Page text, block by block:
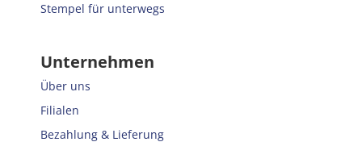
Stempel für unterwegs
Unternehmen
Über uns
Filialen
Bezahlung & Lieferung